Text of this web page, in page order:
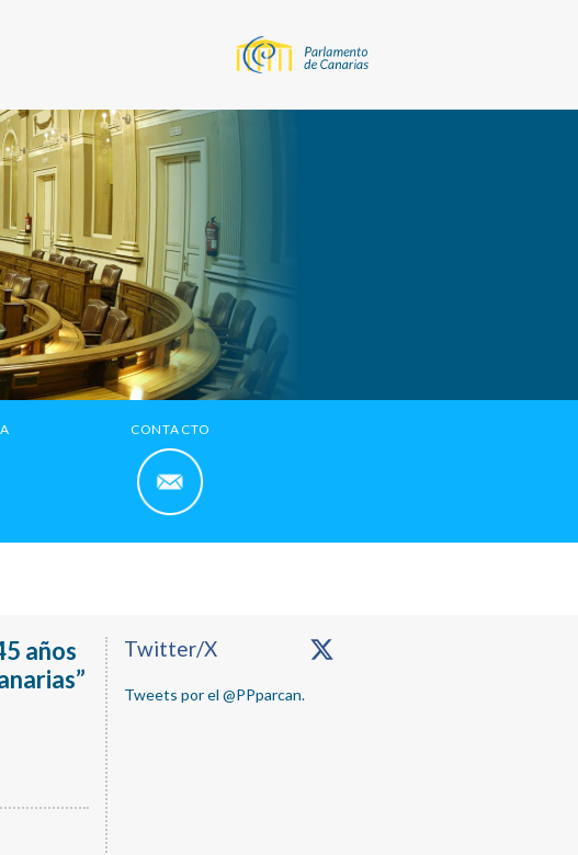
CONTACTO
años
Primary
Twitter/X
Tweets por el @PPparcan.